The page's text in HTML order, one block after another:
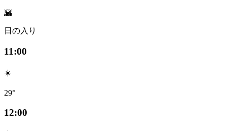
🌇
日の入り
11:00
☀️
29°
12:00